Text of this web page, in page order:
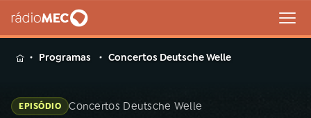
MENUProgramas Concertos Deutsche Welle
EPISÓDIO Concertos Deutsche Welle